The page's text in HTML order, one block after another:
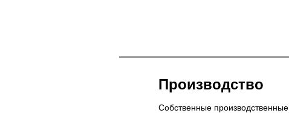
Производство
Собственные производственные